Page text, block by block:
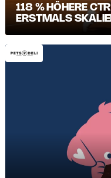
118 % HÖHERE
ERSTMALS